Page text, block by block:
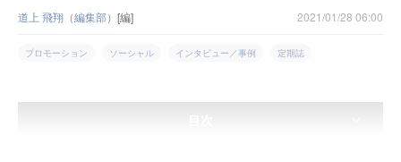
道上 飛翔（編集部） [編] 2021/01/28 06:00
プロモーション ソーシャル インタビュー／事例 定期誌